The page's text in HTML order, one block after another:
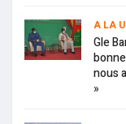
A LA
Gle
nous
»